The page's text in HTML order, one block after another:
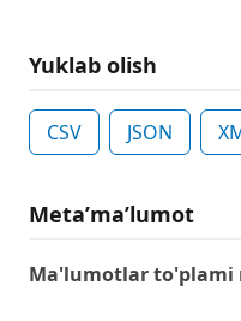
Yuklab olish
CSV JSON
Metaʼmaʼlumot
Ma'lumotlar to'plami